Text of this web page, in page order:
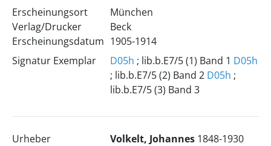
Erscheinungsort
Verlag/Drucker
Erscheinungsdatum
München
Beck
1905-1914
Signatur Exemplar
D05h ; lib.b.E7/5 (1) Band 1 D05h
; lib.b.E7/5 (2) Band 2 D05h ;
lib.b.E7/5 (3) Band 3
Urheber Volkelt, Johannes 1848-1930